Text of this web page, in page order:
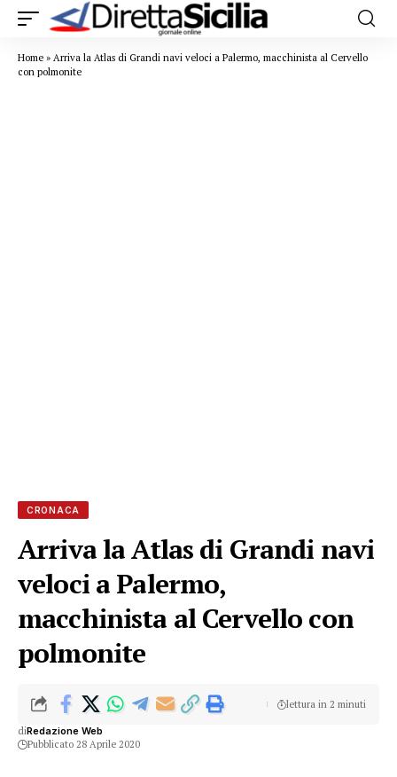
Home » Arriva la Atlas di Grandi navi veloci a Palermo, macchinista al Cervello
con polmonite
CRONACA
Arriva la Atlas di Grandi navi
veloci a Palermo,
macchinista al Cervello con
polmonite
diRedazione Web
Pubblicato 28 Aprile 2020
lettura in 2 minuti